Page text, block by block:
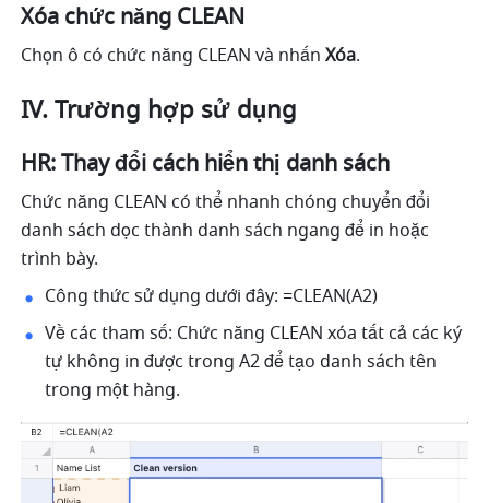
Xóa chức năng CLEAN
Chọn ô có chức năng CLEAN và nhấn Xóa.
IV. Trường hợp sử dụng
HR: Thay đổi cách hiển thị danh sách
Chức năng CLEAN có thể nhanh chóng chuyển đổi
danh sách dọc thành danh sách ngang để in hoặc
trình bày.
Công thức sử dụng dưới đây: =CLEAN(A2)
Về các tham số: Chức năng CLEAN xóa tất cả các ký
tự không in được trong A2 để tạo danh sách tên
trong một hàng.